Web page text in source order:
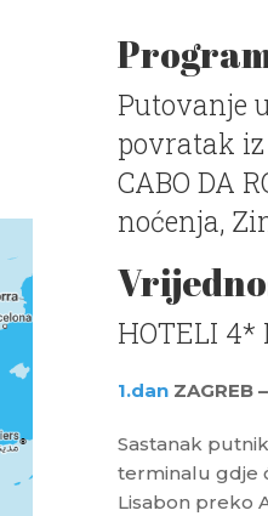
Putovanje
povratak iz
CABO DA
noćenja,
HOTELI 4*
1.dan ZAGREB
Sastanak
terminalu gdje
Lisabon preko